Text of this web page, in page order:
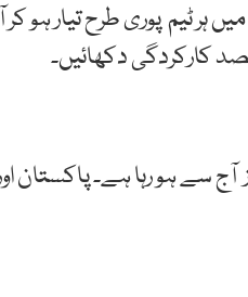
ہر ٹیم پوری طرح تیار ہو
کارکردگی دکھائیں۔
سے ہو رہا ہے۔ پاکستان